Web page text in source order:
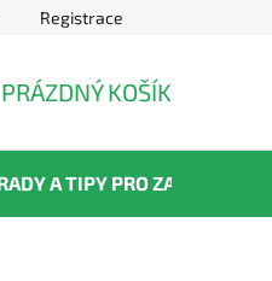
Registrace
PRÁZDNÝ KOŠÍK
A TIPY PRO ZAHRADNÍKY